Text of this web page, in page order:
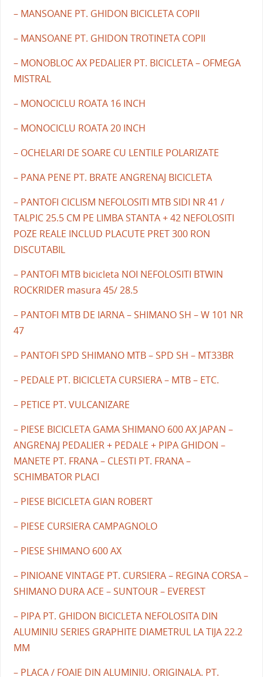
– MANSOANE PT. GHIDON BICICLETA COPII
– MANSOANE PT. GHIDON TROTINETA COPII
– MONOBLOC AX PEDALIER PT. BICICLETA – OFMEGA
MISTRAL
– MONOCICLU ROATA 16 INCH
– MONOCICLU ROATA 20 INCH
– OCHELARI DE SOARE CU LENTILE POLARIZATE
– PANA PENE PT. BRATE ANGRENAJ BICICLETA
– PANTOFI CICLISM NEFOLOSITI MTB SIDI NR 41 /
TALPIC 25.5 CM PE LIMBA STANTA + 42 NEFOLOSITI
POZE REALE INCLUD PLACUTE PRET 300 RON
DISCUTABIL
– PANTOFI MTB bicicleta NOI NEFOLOSITI BTWIN
ROCKRIDER masura 45/ 28.5
– PANTOFI MTB DE IARNA – SHIMANO SH – W 101 NR
47
– PANTOFI SPD SHIMANO MTB – SPD SH – MT33BR
– PEDALE PT. BICICLETA CURSIERA – MTB – ETC.
– PETICE PT. VULCANIZARE
– PIESE BICICLETA GAMA SHIMANO 600 AX JAPAN –
ANGRENAJ PEDALIER + PEDALE + PIPA GHIDON –
MANETE PT. FRANA – CLESTI PT. FRANA –
SCHIMBATOR PLACI
– PIESE BICICLETA GIAN ROBERT
– PIESE CURSIERA CAMPAGNOLO
– PIESE SHIMANO 600 AX
– PINIOANE VINTAGE PT. CURSIERA – REGINA CORSA –
SHIMANO DURA ACE – SUNTOUR – EVEREST
– PIPA PT. GHIDON BICICLETA NEFOLOSITA DIN
ALUMINIU SERIES GRAPHITE DIAMETRUL LA TIJA 22.2
MM
– PLACA / FOAIE DIN ALUMINIU. ORIGINALA. PT.